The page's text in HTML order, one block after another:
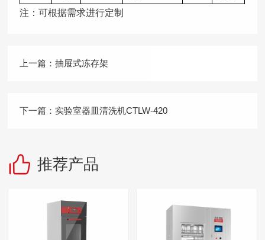
注：可根据需求进行定制
上一篇：抽屉式冻存架
下一篇： 实验室器皿清洗机CTLW-420
推荐产品